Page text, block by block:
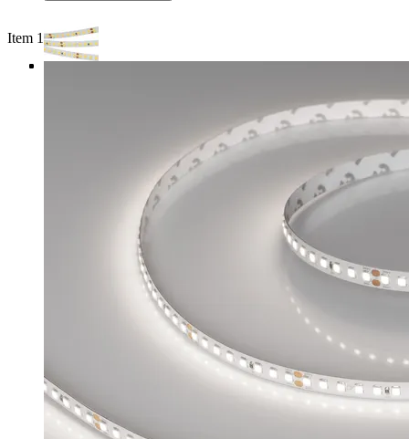
Item 1 of 4